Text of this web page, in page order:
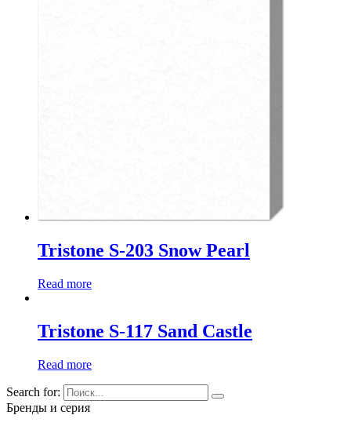
Tristone S-203 Snow Pearl
Read more
Tristone S-117 Sand Castle
Read more
Search for:
Бренды и серия